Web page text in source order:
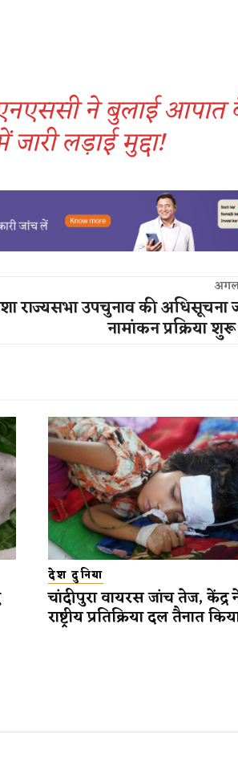
ने बुलाई
लड़ाई मुद्दा!
राज्यसभा उपचुनाव की अधिसूचना
नामांकन प्रक्रिया
देश दुनिया
चांदीपुरा वायरस जांच तेज, केंद्र
राष्ट्रीय प्रतिक्रिया दल तैनात